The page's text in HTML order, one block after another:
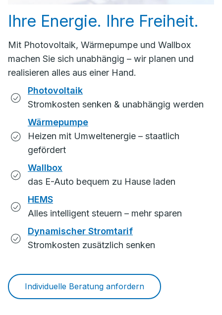
Ihre Energie. Ihre Freiheit.
Mit Photovoltaik, Wärmepumpe und Wallbox
machen Sie sich unabhängig – wir planen und
realisieren alles aus einer Hand.
Photovoltaik
Stromkosten senken & unabhängig werden
Wärmepumpe
Heizen mit Umweltenergie – staatlich
gefördert
Wallbox
das E-Auto bequem zu Hause laden
HEMS
Alles intelligent steuern – mehr sparen
Dynamischer Stromtarif
Stromkosten zusätzlich senken
Individuelle Beratung anfordern